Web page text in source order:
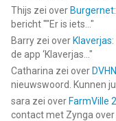
Thijs zei over Burgernet
bericht ""Er is iets... "
Barry zei over Klaverjas:
de app ‘Klaverjas... "
Catharina zei over
nieuwswoord. Kunnen
sara zei over FarmVille
contact met Zynga over